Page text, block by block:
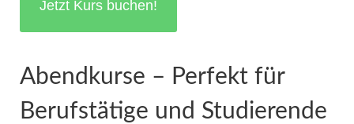
Jetzt Kurs buchen!
Abendkurse – Perfekt für
Berufstätige und Studierende